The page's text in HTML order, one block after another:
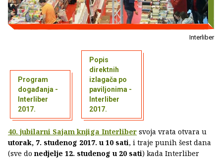
Interliber
Program
događanja -
Interliber
2017.
Popis
direktnih
izlagača po
paviljonima -
Interliber
2017.
40. jubilarni Sajam knjiga Interliber svoja vrata otvara u
utorak, 7. studenog 2017. u 10 sati, i traje punih šest dana
(sve donedjelje 12. studenog u 20 sati) kada Interliber